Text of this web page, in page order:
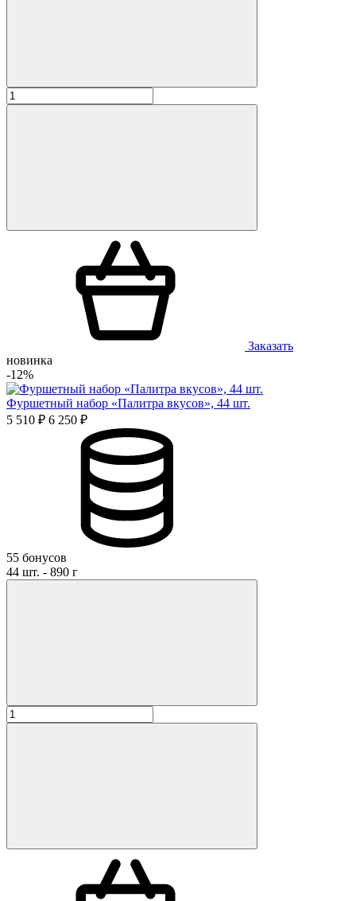
Заказать
новинка
-12%
Фуршетный набор «Палитра вкусов», 44 шт.
5 510 ₽ 6 250 ₽
55 бонусов
44 шт. - 890 г